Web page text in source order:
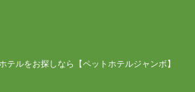
ルをお探しなら【ペットホテルジャンボ】